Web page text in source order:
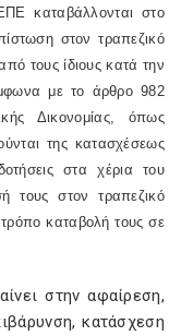
καταβάλλονται στο
στον τραπεζικό
τους ίδιους κατά την
με το άρθρο 982
Δικονομίας, όπως
της κατασχέσεως
στα χέρια του
τους στον τραπεζικό
καταβολή τους σε
στην αφαίρεση,
κατάσχεση